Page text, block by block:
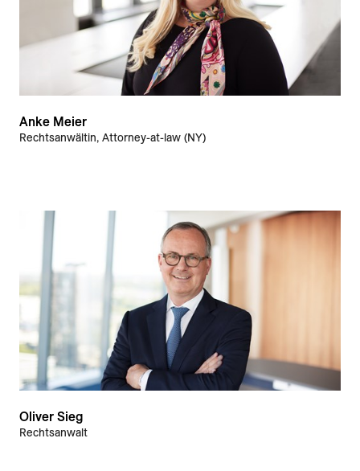
Anke Meier
Rechtsanwältin, Attorney-at-law (NY)
Oliver Sieg
Rechtsanwalt